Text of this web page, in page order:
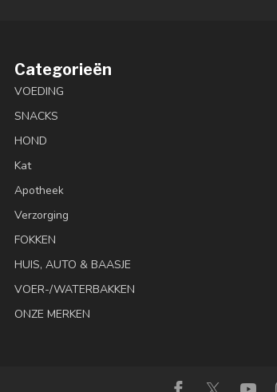
Categorieën
VOEDING
SNACKS
HOND
Kat
Apotheek
Verzorging
FOKKEN
HUIS, AUTO & BAASJE
VOER-/WATERBAKKEN
ONZE MERKEN